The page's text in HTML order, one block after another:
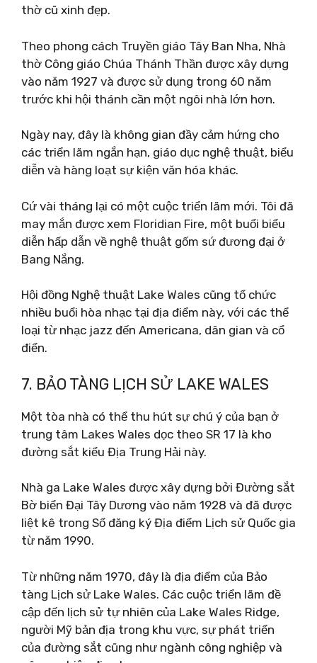
thờ cũ xinh đẹp.
Theo phong cách Truyền giáo Tây Ban Nha, Nhà
thờ Công giáo Chúa Thánh Thần được xây dựng
vào năm 1927 và được sử dụng trong 60 năm
trước khi hội thánh cần một ngôi nhà lớn hơn.
Ngày nay, đây là không gian đầy cảm hứng cho
các triển lãm ngắn hạn, giáo dục nghệ thuật, biểu
diễn và hàng loạt sự kiện văn hóa khác.
Cứ vài tháng lại có một cuộc triển lãm mới. Tôi đã
may mắn được xem Floridian Fire, một buổi biểu
diễn hấp dẫn về nghệ thuật gốm sứ đương đại ở
Bang Nắng.
Hội đồng Nghệ thuật Lake Wales cũng tổ chức
nhiều buổi hòa nhạc tại địa điểm này, với các thể
loại từ nhạc jazz đến Americana, dân gian và cổ
điển.
7. BẢO TÀNG LỊCH SỬ LAKE WALES
Một tòa nhà có thể thu hút sự chú ý của bạn ở
trung tâm Lakes Wales dọc theo SR 17 là kho
đường sắt kiểu Địa Trung Hải này.
Nhà ga Lake Wales được xây dựng bởi Đường sắt
Bờ biển Đại Tây Dương vào năm 1928 và đã được
liệt kê trong Sổ đăng ký Địa điểm Lịch sử Quốc gia
từ năm 1990.
Từ những năm 1970, đây là địa điểm của Bảo
tàng Lịch sử Lake Wales. Các cuộc triển lãm đề
cập đến lịch sử tự nhiên của Lake Wales Ridge,
người Mỹ bản địa trong khu vực, sự phát triển
của đường sắt cũng như ngành công nghiệp và